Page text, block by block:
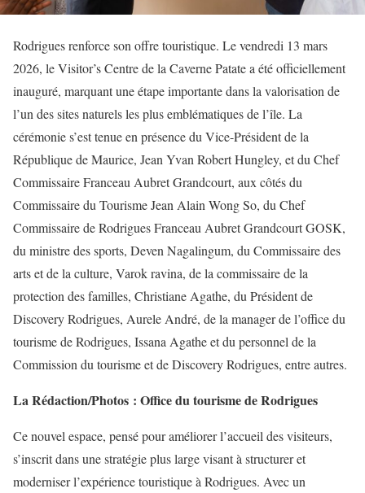
Rodrigues renforce son offre touristique. Le vendredi 13 mars
2026, le Visitor’s Centre de la Caverne Patate a été officiellement
inauguré, marquant une étape importante dans la valorisation de
l’un des sites naturels les plus emblématiques de l’île. La
cérémonie s’est tenue en présence du Vice-Président de la
République de Maurice, Jean Yvan Robert Hungley, et du Chef
Commissaire Franceau Aubret Grandcourt, aux côtés du
Commissaire du Tourisme Jean Alain Wong So, du Chef
Commissaire de Rodrigues Franceau Aubret Grandcourt GOSK,
du ministre des sports, Deven Nagalingum, du Commissaire des
arts et de la culture, Varok ravina, de la commissaire de la
protection des familles, Christiane Agathe, du Président de
Discovery Rodrigues, Aurele André, de la manager de l’office du
tourisme de Rodrigues, Issana Agathe et du personnel de la
Commission du tourisme et de Discovery Rodrigues, entre autres.
La Rédaction/Photos : Office du tourisme de Rodrigues
Ce nouvel espace, pensé pour améliorer l’accueil des visiteurs,
s’inscrit dans une stratégie plus large visant à structurer et
moderniser l’expérience touristique à Rodrigues. Avec un